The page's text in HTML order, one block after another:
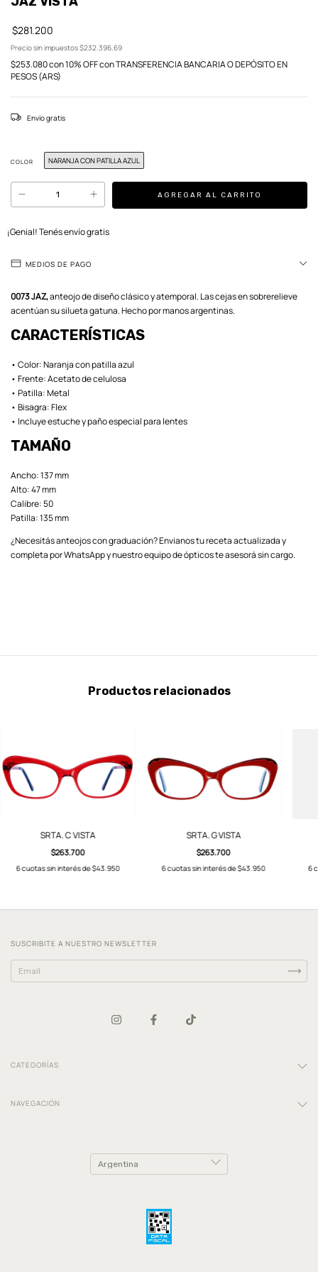
$281.200
Precio sin impuestos$232.396,69
$253.080con10% OFF con TRANSFERENCIA BANCARIA O DEPÓSITO EN
PESOS (ARS)
Envío gratis
COLOR NARANJA CON PATILLA AZUL
¡Genial! Tenés envío gratis
MEDIOS DE PAGO
0073 JAZ,anteojo de diseño clásico y atemporal. Las cejas en sobrerelieve
acentúan su silueta gatuna. Hecho por manos argentinas.
CARACTERÍSTICAS
• Color: Naranja con patilla azul
• Frente: Acetato de celulosa
• Patilla: Metal
• Bisagra: Flex
• Incluye estuche y paño especial para lentes
TAMAÑO
Ancho: 137 mm
Alto: 47 mm
Calibre: 50
Patilla: 135 mm
¿Necesitás anteojos con graduación? Envianos tu receta actualizada y
completa por WhatsApp y nuestro equipo de ópticos te asesorá sin cargo.
Productos relacionados
SRTA. C VISTA
$263.700
6cuotas sin interés de$43.950
SRTA. G VISTA
$263.700
6cuotas sin interés de$43.950 6
SUSCRIBITE A NUESTRO NEWSLETTER
CATEGORÍAS
NAVEGACIÓN